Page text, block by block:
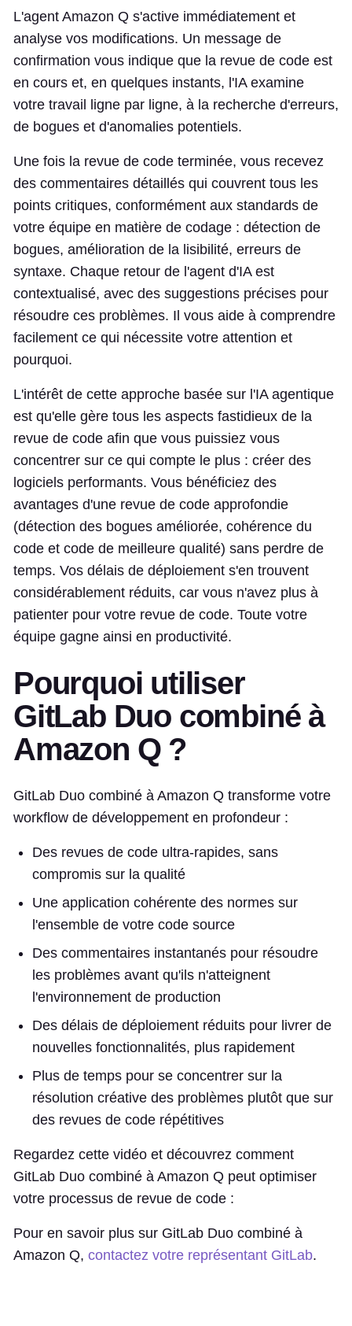
L'agent Amazon Q s'active immédiatement et
analyse vos modifications. Un message de
confirmation vous indique que la revue de code est
en cours et, en quelques instants, l'IA examine
votre travail ligne par ligne, à la recherche d'erreurs,
de bogues et d'anomalies potentiels.
Une fois la revue de code terminée, vous recevez
des commentaires détaillés qui couvrent tous les
points critiques, conformément aux standards de
votre équipe en matière de codage : détection de
bogues, amélioration de la lisibilité, erreurs de
syntaxe. Chaque retour de l'agent d'IA est
contextualisé, avec des suggestions précises pour
résoudre ces problèmes. Il vous aide à comprendre
facilement ce qui nécessite votre attention et
pourquoi.
L'intérêt de cette approche basée sur l'IA agentique
est qu'elle gère tous les aspects fastidieux de la
revue de code afin que vous puissiez vous
concentrer sur ce qui compte le plus : créer des
logiciels performants. Vous bénéficiez des
avantages d'une revue de code approfondie
(détection des bogues améliorée, cohérence du
code et code de meilleure qualité) sans perdre de
temps. Vos délais de déploiement s'en trouvent
considérablement réduits, car vous n'avez plus à
patienter pour votre revue de code. Toute votre
équipe gagne ainsi en productivité.
Pourquoi utiliser
GitLab Duo combiné à
Amazon Q ?
GitLab Duo combiné à Amazon Q transforme votre
workflow de développement en profondeur :
Des revues de code ultra-rapides, sans
compromis sur la qualité
Une application cohérente des normes sur
l'ensemble de votre code source
Des commentaires instantanés pour résoudre
les problèmes avant qu'ils n'atteignent
l'environnement de production
Des délais de déploiement réduits pour livrer de
nouvelles fonctionnalités, plus rapidement
Plus de temps pour se concentrer sur la
résolution créative des problèmes plutôt que sur
des revues de code répétitives
Regardez cette vidéo et découvrez comment
GitLab Duo combiné à Amazon Q peut optimiser
votre processus de revue de code :
Pour en savoir plus sur GitLab Duo combiné à
Amazon Q, contactez votre représentant GitLab.